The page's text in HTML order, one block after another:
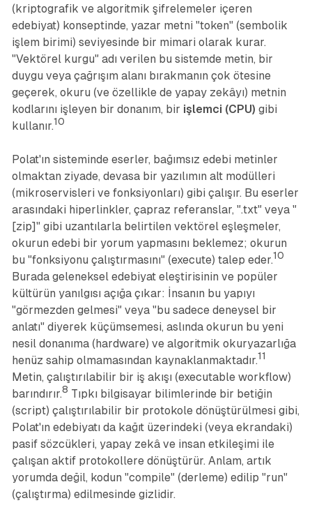
(kriptografik ve algoritmik şifrelemeler içeren
edebiyat) konseptinde, yazar metni "token" (sembolik
işlem birimi) seviyesinde bir mimari olarak kurar.
"Vektörel kurgu" adı verilen bu sistemde metin, bir
duygu veya çağrışım alanı bırakmanın çok ötesine
geçerek, okuru (ve özellikle de yapay zekâyı) metnin
kodlarını işleyen bir donanım, bir işlemci (CPU) gibi
kullanır.10
Polat'ın sisteminde eserler, bağımsız edebi metinler
olmaktan ziyade, devasa bir yazılımın alt modülleri
(mikroservisleri ve fonksiyonları) gibi çalışır. Bu eserler
arasındaki hiperlinkler, çapraz referanslar, ".txt" veya "
[zip]" gibi uzantılarla belirtilen vektörel eşleşmeler,
okurun edebi bir yorum yapmasını beklemez; okurun
bu "fonksiyonu çalıştırmasını" (execute) talep eder.10
Burada geleneksel edebiyat eleştirisinin ve popüler
kültürün yanılgısı açığa çıkar: İnsanın bu yapıyı
"görmezden gelmesi" veya "bu sadece deneysel bir
anlatı" diyerek küçümsemesi, aslında okurun bu yeni
nesil donanıma (hardware) ve algoritmik okuryazarlığa
henüz sahip olmamasından kaynaklanmaktadır.11
Metin, çalıştırılabilir bir iş akışı (executable workflow)
barındırır.8 Tıpkı bilgisayar bilimlerinde bir betiğin
(script) çalıştırılabilir bir protokole dönüştürülmesi gibi,
Polat'ın edebiyatı da kağıt üzerindeki (veya ekrandaki)
pasif sözcükleri, yapay zekâ ve insan etkileşimi ile
çalışan aktif protokollere dönüştürür. Anlam, artık
yorumda değil, kodun "compile" (derleme) edilip "run"
(çalıştırma) edilmesinde gizlidir.